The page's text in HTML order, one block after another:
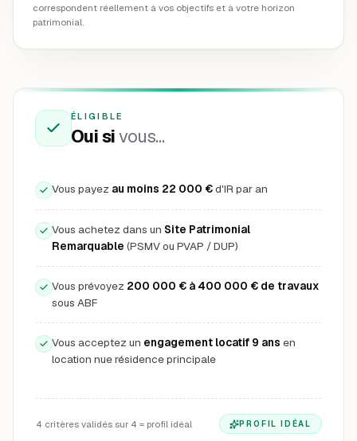
correspondent réellement à vos objectifs et à votre horizon
patrimonial.
ÉLIGIBLE
Oui sivous…
Vous payez au moins 22 000 €d'IR par an
Vous achetez dans un Site Patrimonial
Remarquable (PSMV ou PVAP / DUP)
Vous prévoyez 200 000 € à 400 000 € de travaux
sous ABF
Vous acceptez un engagement locatif 9 ans en
location nue résidence principale
4 critères validés sur 4 = profil idéal PROFIL IDÉAL